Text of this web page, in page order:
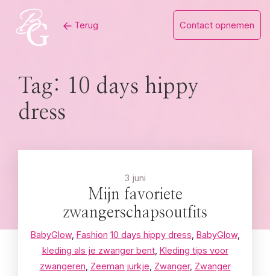
content
Terug Contact opnemen
Tag: 10 days hippy
dress
3 juni
Mijn favoriete
zwangerschapsoutfits
BabyGlow, Fashion 10 days hippy dress BabyGlow,
kleding als je zwanger bent, Kleding tips voor
zwangeren Zeeman jurkje Zwanger, Zwanger